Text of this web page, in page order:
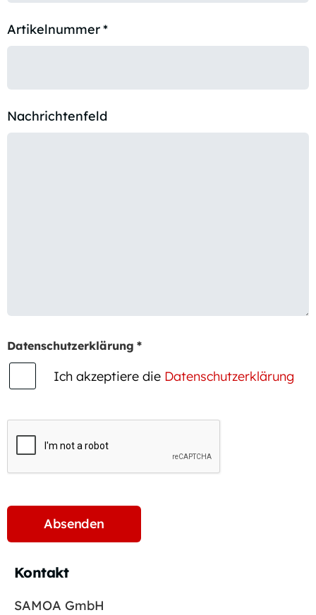
Artikelnummer*
Nachrichtenfeld
Datenschutzerklärung *
Ich akzeptiere die Datenschutzerklärung
Kontakt
SAMOA GmbH